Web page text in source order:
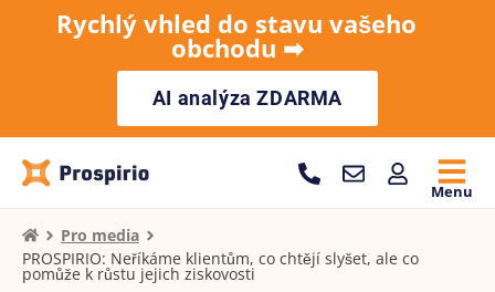
Rychlý vhled do stavu vašeho
obchodu ➡︎
AI analýza ZDARMA
Menu
Pro media
PROSPIRIO: Neříkáme klientům, co chtějí slyšet, ale co
pomůže k růstu jejich ziskovosti